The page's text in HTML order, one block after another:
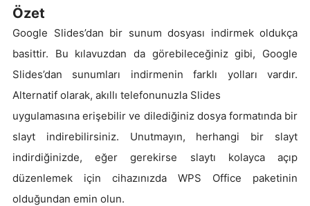
Özet
Google Slides’dan bir sunum dosyası indirmek oldukça
basittir. Bu kılavuzdan da görebileceğiniz gibi, Google
Slides’dan sunumları indirmenin farklı yolları vardır.
Alternatif olarak, akıllı telefonunuzla Slides
uygulamasına erişebilir ve dilediğiniz dosya formatında bir
slayt indirebilirsiniz. Unutmayın, herhangi bir slayt
indirdiğinizde, eğer gerekirse slaytı kolayca açıp
düzenlemek için cihazınızda WPS Office paketinin
olduğundan emin olun.